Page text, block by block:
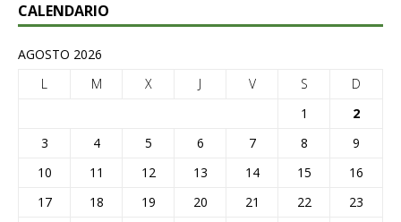
CALENDARIO
AGOSTO 2026
L
M X J V S
D
1
2
3
4 5 6 7 8
9
10
11 12 13 14 15
16
17
18 19 20 21 22
23